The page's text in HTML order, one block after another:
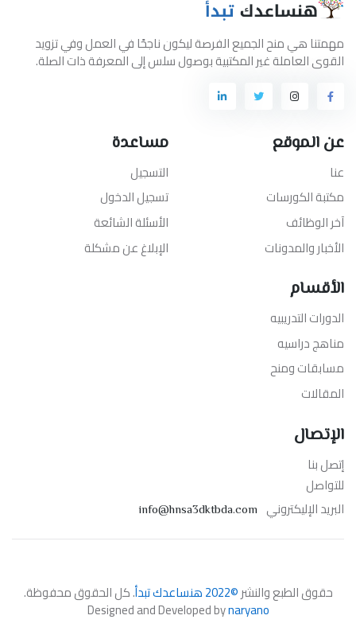
مهمتنا هي منح الجميع الفرصة ليكون ناجحًا في العمل وفي تزويد
القوى العاملة غير المكتبية بوصول سلس إلى المعرفة ذات الصلة.
عن الموقع
عنا
مكتبة الكورسات
آخر الوظائف
الأخبار والمدونات
مساعدة
التسجيل
تسجيل الدخول
الأسئلة الشائعة
الإبلاغ عن مشكلة
الأقسام
الدورات التدريبيه
مناهج دراسيه
مسابقات ومنح
المقالات
الإتصال
إتصل بنا
للتواصل
البريد الإليكتروني info@hnsa3dktbda.com
حقوق الطبع والنشر©2022 هنساعدك تبدأ . كل الحقوق محفوظة.
Designed and Developed bynaryano